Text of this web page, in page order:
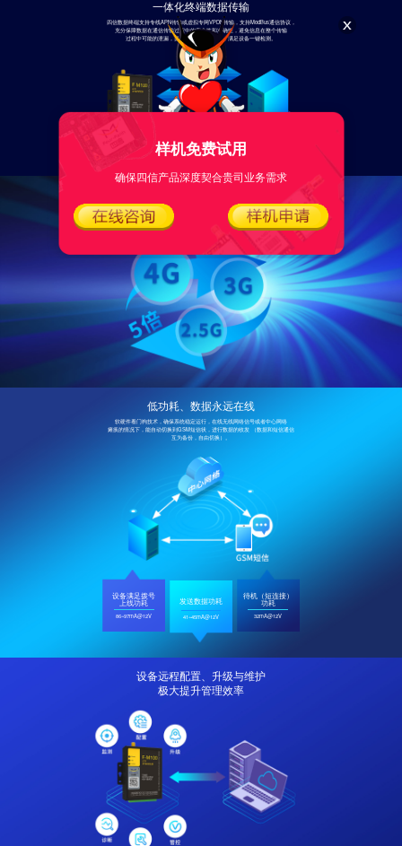
一体化终端数据传输
四信数据终端支持专线APN传输或虚拟专网VPDN传输，支持ModBus通信协议，
充分保障数据在通信传输过程中的安全性和准确性，避免信息在整个传输
过程中可能的泄漏，提供自动化测试平台，满足设备一键检测。
为项目多一份选择
产品覆盖全网通4G、3G、2.5G，无线传输速度快且稳定，为客户项目建设
低功耗、数据永远在线
软硬件看门狗技术，确保系统稳定运行，在线无线网络信号或者中心网络
瘫痪的情况下，能自动切换到GSM短信状，进行数据的收发 （数据和短信通信
互为备份，自由切换）。
设备满足拨号
上线功耗
86~97mA@12V
发送数据功耗
41~45mA@12V
待机（短连接）
功耗
32mA@12V
设备远程配置、升级与维护
极大提升管理效率
样机免费试用
确保四信产品深度契合贵司业务需求